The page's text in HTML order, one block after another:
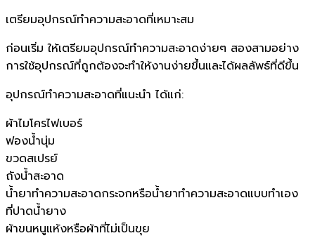
เตรียมอุปกรณ์ทำความสะอาดที่เหมาะสม
ก่อนเริ่ม ให้เตรียมอุปกรณ์ทำความสะอาดง่ายๆ สองสามอย่าง
การใช้อุปกรณ์ที่ถูกต้องจะทำให้งานง่ายขึ้นและได้ผลลัพธ์ที่ดีขึ้น
อุปกรณ์ทำความสะอาดที่แนะนำ ได้แก่:
ผ้าไมโครไฟเบอร์
ฟองน้ำนุ่ม
ขวดสเปรย์
ถังน้ำสะอาด
น้ำยาทำความสะอาดกระจกหรือน้ำยาทำความสะอาดแบบทำเอง
ที่ปาดน้ำยาง
ผ้าขนหนูแห้งหรือผ้าที่ไม่เป็นขุย